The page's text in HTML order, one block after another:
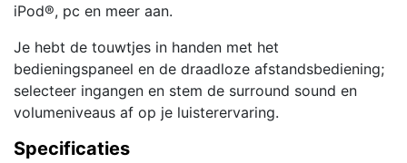
iPod®, pc en meer aan.
Je hebt de touwtjes in handen met het
bedieningspaneel en de draadloze afstandsbediening;
selecteer ingangen en stem de surround sound en
volumeniveaus af op je luisterervaring.
Specificaties